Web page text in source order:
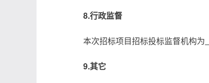
8.行政监督
本次招标项目招标投标监督机构为
9.其它